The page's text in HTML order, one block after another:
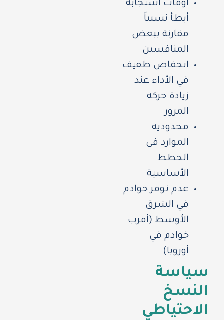
أوقات استجابة
أبطأ نسبياً
مقارنة ببعض
المنافسين
انخفاض طفيف
في الأداء عند
زيادة حركة
المرور
محدودية
الموارد في
الخطط
الأساسية
عدم توفر خوادم
في الشرق
الأوسط (أقرب
خوادم في
أوروبا)
سياسة
النسخ
الاحتياطي